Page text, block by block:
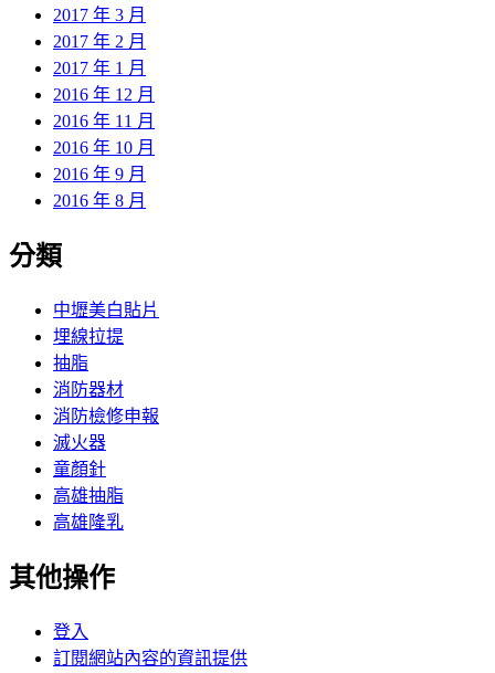
2017 年 3 月
2017 年 2 月
2017 年 1 月
2016 年 12 月
2016 年 11 月
2016 年 10 月
2016 年 9 月
2016 年 8 月
分類
中壢美白貼片
埋線拉提
抽脂
消防器材
消防檢修申報
滅火器
童顏針
高雄抽脂
高雄隆乳
其他操作
登入
訂閱網站內容的資訊提供